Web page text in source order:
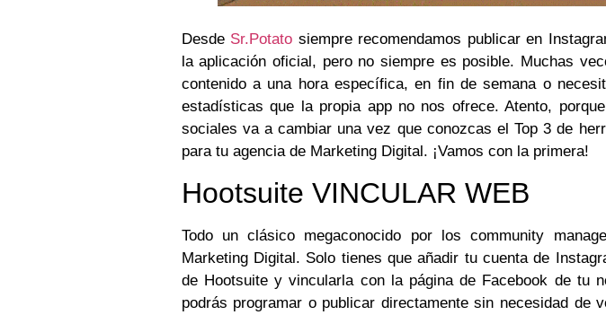
Desde Sr.Potato siempre recomendamos publicar en
la aplicación oficial, pero no siempre es posible. Muchas
contenido a una hora específica, en fin de semana o
estadísticas que la propia app no nos ofrece. Atento,
sociales va a cambiar una vez que conozcas el Top 3 de
para tu agencia de Marketing Digital. ¡Vamos con la primera!
Hootsuite VINCULAR WEB
Todo un clásico megaconocido por los community
Marketing Digital. Solo tienes que añadir tu cuenta de
de Hootsuite y vincularla con la página de Facebook de tu
podrás programar o publicar directamente sin necesidad de